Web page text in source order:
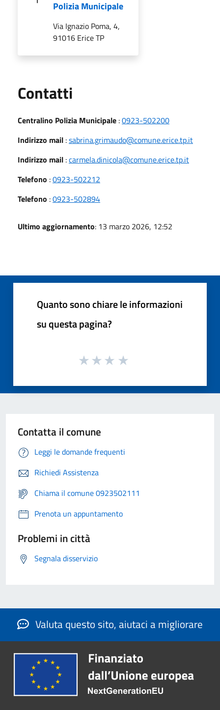
Polizia Municipale
Via Ignazio Poma, 4,
91016 Erice TP
Contatti
Centralino Polizia Municipale :0923-502200
Indirizzo mail :sabrina.grimaudo@comune.erice.tp.it
Indirizzo mail :carmela.dinicola@comune.erice.tp.it
Telefono :0923-502212
Telefono :0923-502894
Ultimo aggiornamento: 13 marzo 2026, 12:52
Quanto sono chiare le informazioni
su questa pagina?
Contatta il comune
Leggi le domande frequenti
Richiedi Assistenza
Chiama il comune 0923502111
Prenota un appuntamento
Problemi in città
Segnala disservizio
Valuta questo sito, aiutaci a migliorare